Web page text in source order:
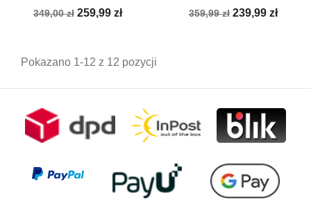
Cena
349,00 zł Cena
259,99 zł
Cena
359,99 zł Cena
239,99 zł
Pokazano 1-12 z 12 pozycji